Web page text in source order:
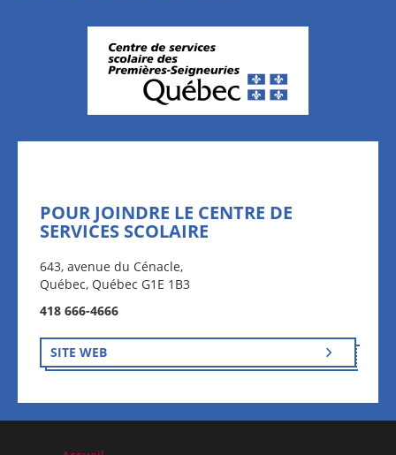
POUR JOINDRE LE CENTRE DE
SERVICES SCOLAIRE
643, avenue du Cénacle,
Québec, Québec G1E 1B3
418 666-4666
SITE WEB